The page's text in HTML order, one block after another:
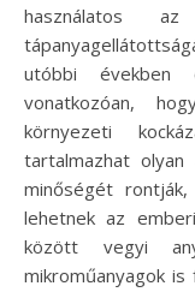
használatos
utóbbi
vonatkozóan,
környezeti
tartalmazhat olyan
minőségét
lehetnek az
között vegyi
mikroműanyagok